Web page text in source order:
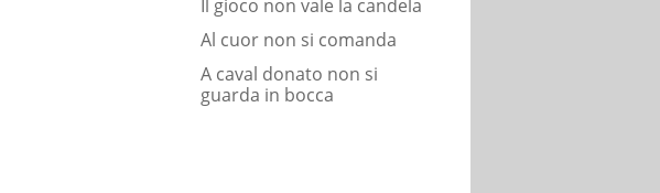
Il gioco non vale la candela
Al cuor non si comanda
A caval donato non si
guarda in bocca